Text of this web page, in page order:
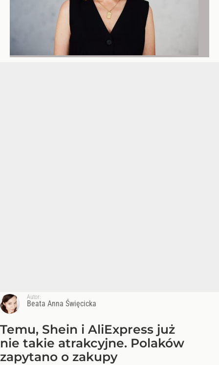
Autor:
Beata Anna Święcicka
Temu, Shein i AliExpress już
nie takie atrakcyjne. Polaków
zapytano o zakupy